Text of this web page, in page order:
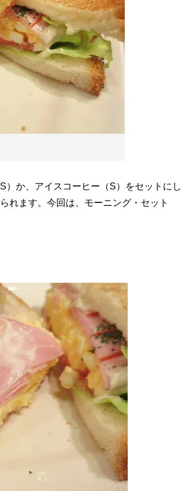
か、アイスコーヒー（S）をセットにし
れます。今回は、モーニング・セット